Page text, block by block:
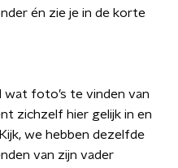
én zie je in de korte
foto’s te vinden van
zichzelf hier gelijk in en
we hebben dezelfde
van zijn vader